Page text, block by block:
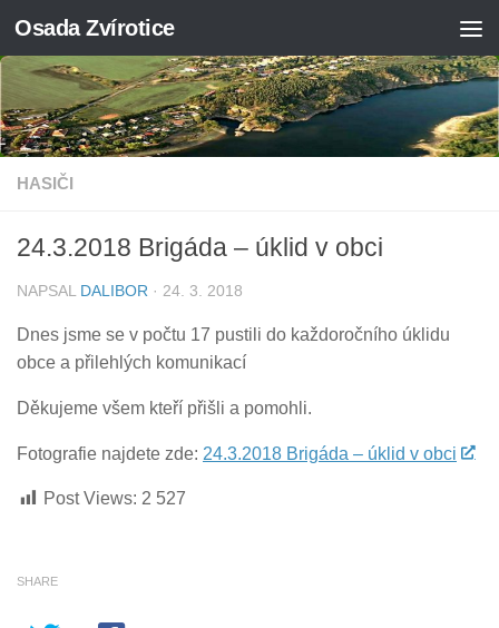
Skip to content
Osada Zvírotice
HASIČI
24.3.2018 Brigáda – úklid v obci
NAPSAL DALIBOR · 24. 3. 2018
Dnes jsme se v počtu 17 pustili do každoročního úklidu
obce a přilehlých komunikací
Děkujeme všem kteří přišli a pomohli.
Fotografie najdete zde: 24.3.2018 Brigáda – úklid v obci
Post Views: 2 527
SHARE